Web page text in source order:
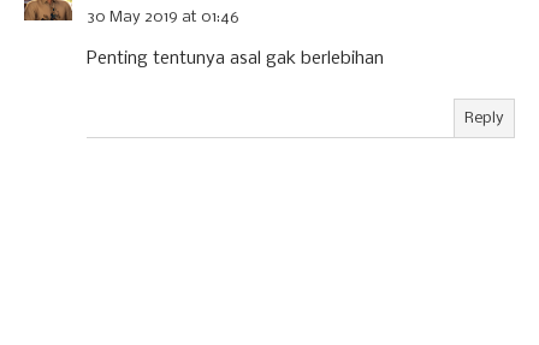
30 May 2019 at 01:46
Penting tentunya asal gak berlebihan
Reply